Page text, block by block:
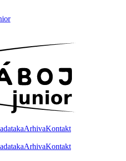
ArhivaKontakt
ArhivaKontakt